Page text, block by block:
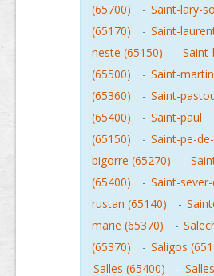
(65700)
- Saint-lary-
(65170)
- Saint-
neste (65150)
-
(65500)
- Saint-martin
(65360)
- Saint-
(65400)
- Saint-paul
(65150)
- Saint-pe-de-
bigorre (65270)
-
(65400)
- Saint-
rustan (65140)
-
marie (65370)
-
(65370)
- Saligos
Salles (65400)
-